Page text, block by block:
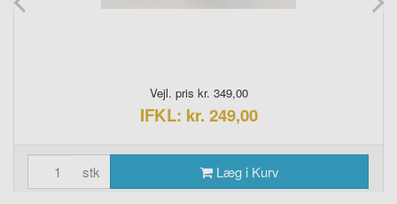
Vejl. pris kr. 349,00
IFKL: kr. 249,00
stk Læg i Kurv